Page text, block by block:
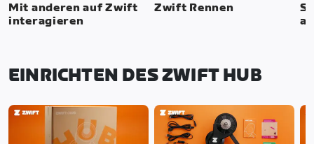
Mit anderen auf Zwift
interagieren
Zwift Rennen
EINRICHTEN DES ZWIFT HUB